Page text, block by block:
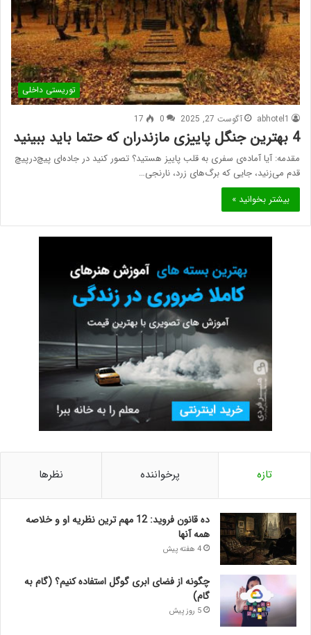
توریستی داخلی
abhotel1 آگوست 27, 2025 0
17
4 بهترین جنگل پاییزی مازندران که حتما باید ببینید
مقدمه: آیا آماده‌ی سفری به قلب پاییز هستید؟ تصور کنید در جاده‌ای پیچ‌درپیچ
قدم می‌زنید، جایی که برگ‌های زرد، نارنجی…
بیشتر بخوانید »
تازه پرخواننده نظرها
ده قانون فروید: 12 مهم ترین نظریه او و خلاصه
همه آنها
4 هفته پیش
چگونه از فضای ابری گوگل استفاده کنیم؟ (گام به
گام)
5 روز پیش